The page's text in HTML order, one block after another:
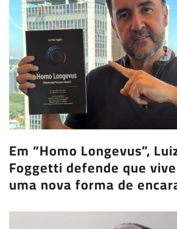
Em “Homo Longevus”,
Foggetti defende que
uma nova forma de